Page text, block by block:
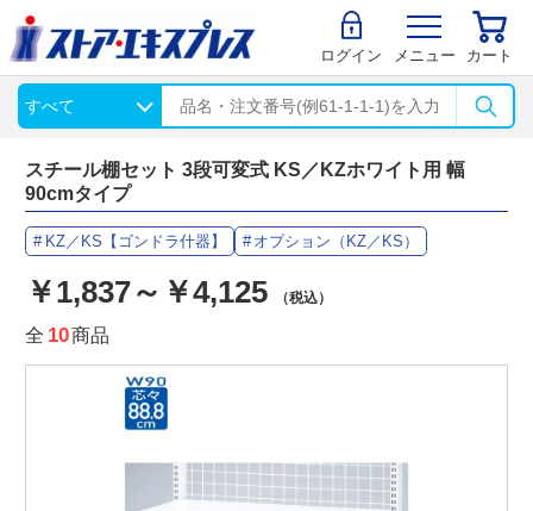
ログイン メニュー カート
スチール棚セット 3段可変式 KS／KZホワイト用 幅
90cmタイプ
KZ／KS【ゴンドラ什器】 オプション（KZ／KS）
￥1,837～￥4,125 （税込）
全 10商品